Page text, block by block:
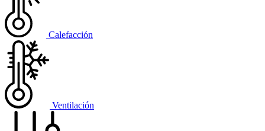
Calefacción
Ventilación